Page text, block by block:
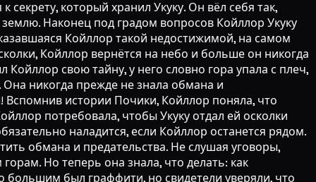
который хранил Укуку. Он вёл себя так,
Наконец под градом вопросов Койллор Укуку
Койллор такой недостижимой, на самом
Койллор вернётся на небо и больше он никогда
Койллор свою тайну, у него словно гора упала с плеч,
никогда прежде не знала обмана и
Вспомнив истории Почики, Койллор поняла, что
потребовала, чтобы Укуку отдал ей осколки
наладится, если Койллор останется рядом.
обмана и предательства. Не слушая уговоры,
Но теперь она знала, что делать: как
большим был граффити, но свидетели уверяли, что